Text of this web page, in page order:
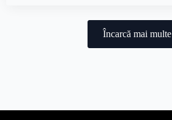
Încarcă mai multe